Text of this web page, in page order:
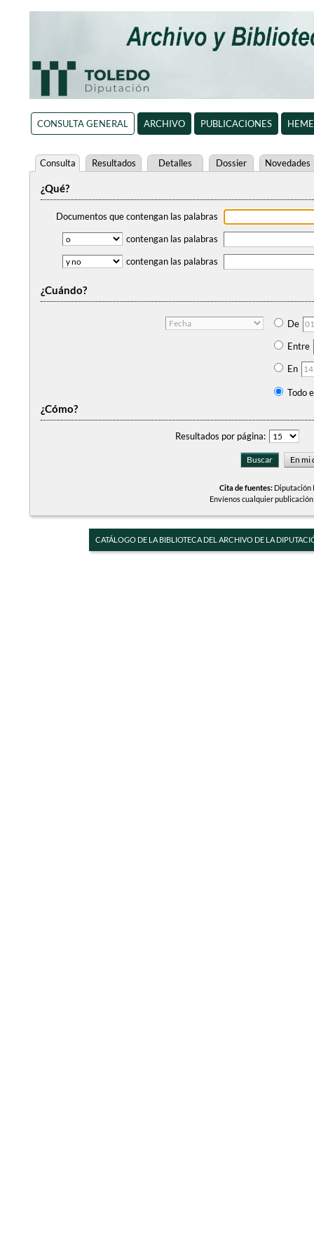
CONSULTA GENERAL ARCHIVO PUBLICACIONES
Consulta Resultados Detalles Dossier Novedades
¿Qué?
Documentos que contengan las palabras
contengan las palabras
contengan las palabras
¿Cuándo?
De
Entre
En
Todo
¿Cómo?
Resultados por página:
Cita de fuentes:Diputación
Envíenos cualquier
CATÁLOGO DE LA BIBLIOTECA DEL ARCHIVO DE LA